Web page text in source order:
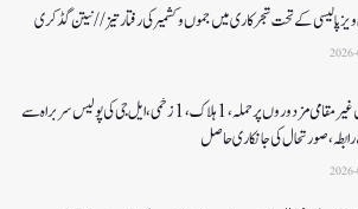
ویز پالیسی کے تحت شجرکاری میں جموں و کشمیر کی رفتار تیز// نیتن گڈکری
کولگام میں غیر مقامی مزدوروں پر حملہ،1ہلاک،1زخمی،ایل جی کی پولیس سربراہ سے
رابطہ، صورتحال کی جانکاری حاصل